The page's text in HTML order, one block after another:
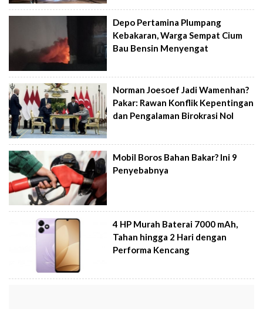
Depo Pertamina Plumpang
Kebakaran, Warga Sempat Cium
Bau Bensin Menyengat
Norman Joesoef Jadi Wamenhan?
Pakar: Rawan Konflik Kepentingan
dan Pengalaman Birokrasi Nol
Mobil Boros Bahan Bakar? Ini 9
Penyebabnya
4 HP Murah Baterai 7000 mAh,
Tahan hingga 2 Hari dengan
Performa Kencang